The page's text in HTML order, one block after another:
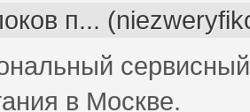
п...
в Москве.